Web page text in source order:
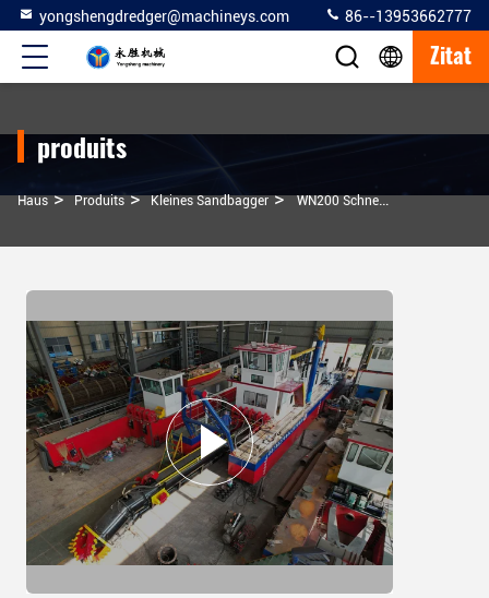
yongshengdredger@machineys.com 86--13953662777
Zitat
produits
Haus > Produits > Kleines Sandbagger > WN200 Schneider Kleine Bagger Zum Verkauf Mit Cummins Dieselmotor Oder Elektromotor 80 Cb/h